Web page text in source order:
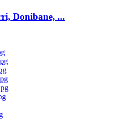
Donibane, ...